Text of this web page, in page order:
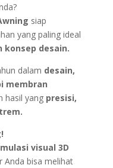
siap
yang paling ideal
konsep desain.
dalam desain,
membran
hasil yang presisi,
visual 3D
Anda bisa melihat